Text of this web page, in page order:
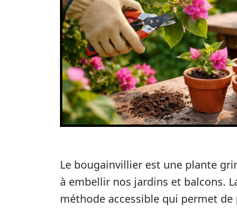
Le bougainvillier est une plante
à embellir nos jardins et balcons.
méthode accessible qui permet de